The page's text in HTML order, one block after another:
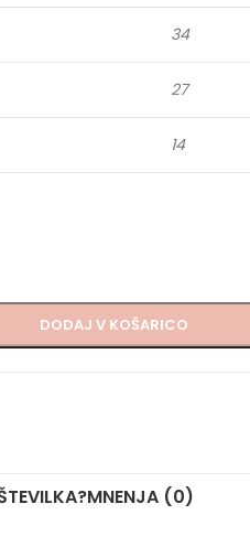
34
27
14
DODAJ V KOŠARICO
MNENJA (0)